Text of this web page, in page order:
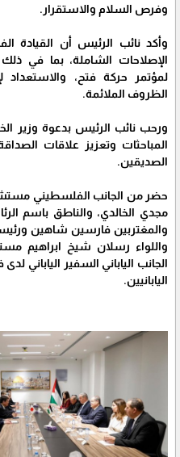
وفرص السلام والاستقرار.
وأكد نائب الرئيس أن القيادة
الإصلاحات الشاملة، بما في ذلك
لمؤتمر حركة فتح، والاستعداد
الظروف الملائمة.
ورحب نائب الرئيس بدعوة وزير
المباحثات وتعزيز علاقات
الصديقين.
حضر من الجانب الفلسطيني
مجدي الخالدي، والناطق باسم
والمغتربين فارسين شاهين
واللواء رسلان شيخ ابراهيم
الجانب الياباني السفير
اليابانيين.